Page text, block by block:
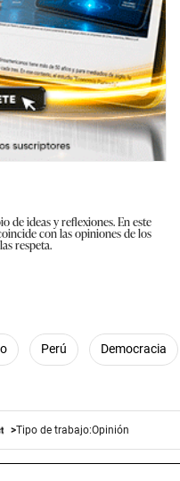
de ideas y reflexiones. En este
con las opiniones de los
respeta.
Perú Democracia
Tipo de trabajo:Opinión